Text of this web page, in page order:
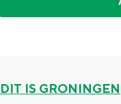
DIT IS GRONINGEN